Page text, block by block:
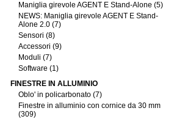
Maniglia girevole AGENT E Stand-Alone (5)
NEWS: Maniglia girevole AGENT E Stand-
Alone 2.0 (7)
Sensori (8)
Accessori (9)
Moduli (7)
Software (1)
FINESTRE IN ALLUMINIO
Oblo' in policarbonato (7)
Finestre in alluminio con cornice da 30 mm
(309)